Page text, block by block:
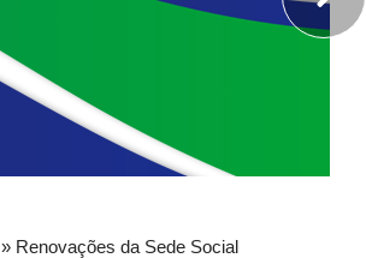
» Renovações da Sede Social